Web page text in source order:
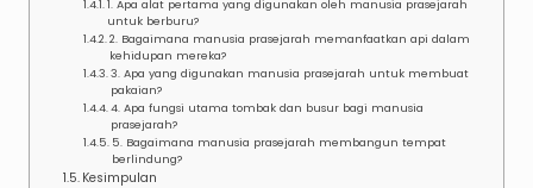
1. Apa alat pertama yang digunakan oleh manusia prasejarah
untuk berburu?
2. Bagaimana manusia prasejarah memanfaatkan api dalam
kehidupan mereka?
3. Apa yang digunakan manusia prasejarah untuk membuat
pakaian?
4. Apa fungsi utama tombak dan busur bagi manusia
prasejarah?
5. Bagaimana manusia prasejarah membangun tempat
berlindung?
Kesimpulan